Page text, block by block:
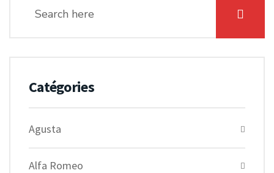
Catégories
Agusta
Alfa Romeo